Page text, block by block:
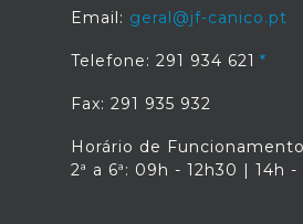
Email: geral@jf-canico.pt
Telefone: 291 934 621
Fax: 291 935 932
Horário de
2ª a 6ª: 09h - 12h30 | 14h -